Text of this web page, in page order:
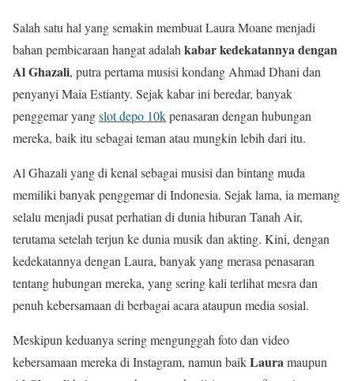
Salah satu hal yang semakin membuat Laura Moane menjadi
bahan pembicaraan hangat adalah kabar kedekatannya dengan
Al Ghazali, putra pertama musisi kondang Ahmad Dhani dan
penyanyi Maia Estianty. Sejak kabar ini beredar, banyak
penggemar yangslot depo 10kpenasaran dengan hubungan
mereka, baik itu sebagai teman atau mungkin lebih dari itu.
Al Ghazali yang di kenal sebagai musisi dan bintang muda
memiliki banyak penggemar di Indonesia. Sejak lama, ia memang
selalu menjadi pusat perhatian di dunia hiburan Tanah Air,
terutama setelah terjun ke dunia musik dan akting. Kini, dengan
kedekatannya dengan Laura, banyak yang merasa penasaran
tentang hubungan mereka, yang sering kali terlihat mesra dan
penuh kebersamaan di berbagai acara ataupun media sosial.
Meskipun keduanya sering mengunggah foto dan video
kebersamaan mereka di Instagram, namun baikLaura maupun